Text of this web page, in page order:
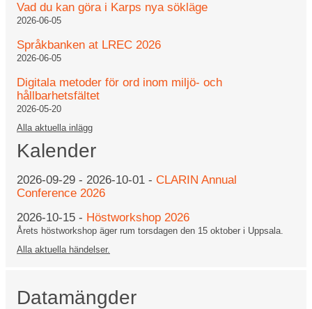
Vad du kan göra i Karps nya sökläge
2026-06-05
Språkbanken at LREC 2026
2026-06-05
Digitala metoder för ord inom miljö- och
hållbarhetsfältet
2026-05-20
Alla aktuella inlägg
Kalender
2026-09-29 - 2026-10-01 - CLARIN Annual
Conference 2026
2026-10-15 - Höstworkshop 2026
Årets höstworkshop äger rum torsdagen den 15 oktober i Uppsala.
Alla aktuella händelser.
Datamängder